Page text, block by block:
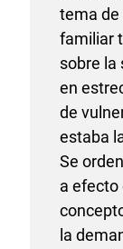
tema
familiar
sobre la
en
de
estaba
Se
a efecto
la